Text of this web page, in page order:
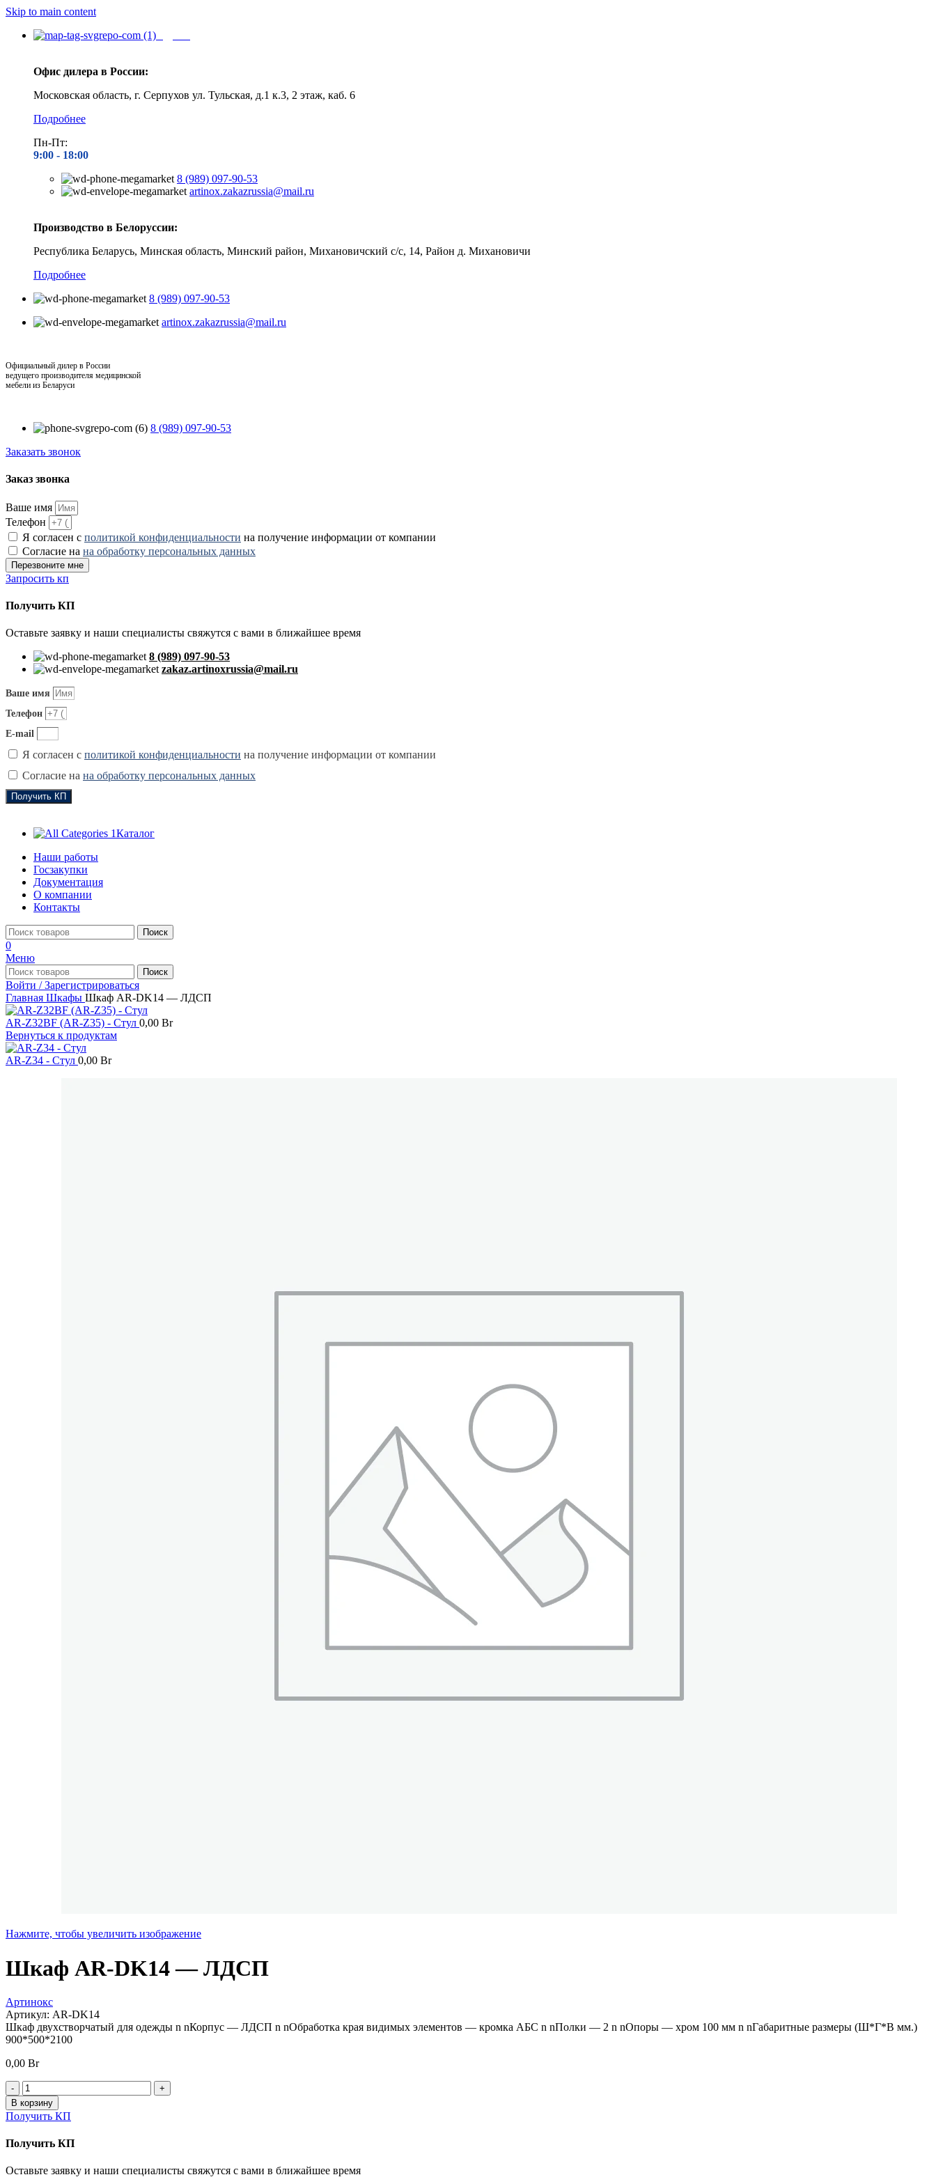
Skip to main content
Офис дилера в России:
Московская область, г. Серпухов ул. Тульская, д.1 к.3, 2 этаж, каб. 6
Подробнее
Пн-Пт:
9:00 - 18:00
8 (989) 097-90-53
artinox.zakazrussia@mail.ru
Производство в Белоруссии:
Республика Беларусь, Минская область, Минский район, Михановичский с/с, 14, Район д. Михановичи
Подробнее
8 (989) 097-90-53
artinox.zakazrussia@mail.ru
Официальный дилер в России
ведущего производителя медицинской
мебели из Беларуси
8 (989) 097-90-53
Заказать звонок
Заказ звонка
Ваше имя
Телефон
Я согласен с политикой конфиденциальности на получение информации от компании
Согласие на на обработку персональных данных
Перезвоните мне
Запросить кп
Получить КП
Оставьте заявку и наши специалисты свяжутся с вами в ближайшее время
8 (989) 097-90-53
zakaz.artinoxrussia@mail.ru
Ваше имя
Телефон
E-mail
Я согласен с политикой конфиденциальности на получение информации от компании
Согласие на на обработку персональных данных
Получить КП
Каталог
Наши работы
Госзакупки
Документация
О компании
Контакты
Поиск
0
Меню
Поиск
Войти / Зарегистрироваться
Главная Шкафы Шкаф AR-DK14 — ЛДСП
AR-Z32BF (AR-Z35) - Стул 0,00 Br
Вернуться к продуктам
AR-Z34 - Стул 0,00 Br
Нажмите, чтобы увеличить изображение
Шкаф AR-DK14 — ЛДСП
Артинокс
Артикул: AR-DK14
Шкаф двухстворчатый для одежды n nКорпус — ЛДСП n nОбработка края видимых элементов — кромка АБС n nПолки — 2 n nОпоры — хром 100 мм n nГабаритные размеры (Ш*Г*В мм.)
900*500*2100
0,00 Br
Количество
товара
Шкаф
AR-
-
В корзину
Получить КП
Получить КП
Оставьте заявку и наши специалисты свяжутся с вами в ближайшее время